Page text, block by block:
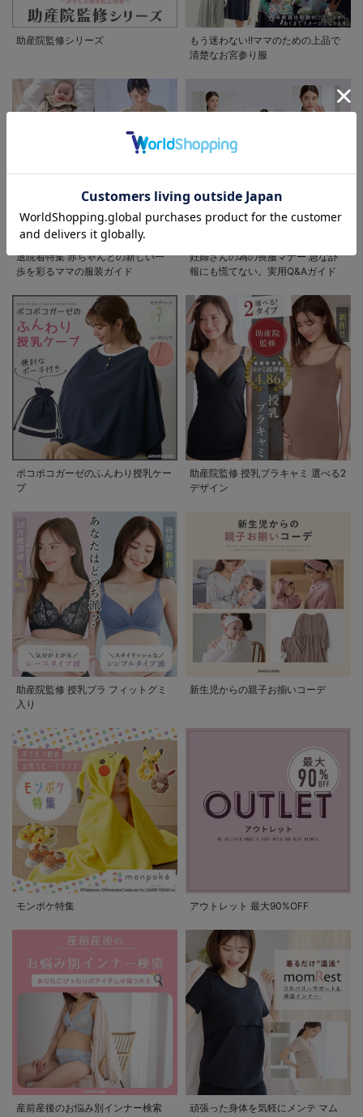
お気に入り商品を確認する
助産院監修シリーズ
もう迷わない!!ママのための上品で
清楚なお宮参り服
退院着特集 赤ちゃんとの新しい一
歩を彩るママの服装ガイド
妊婦さんの為の喪服マナー 急な訃
報にも慌てない。実用Q&Aガイド
ポコポコガーゼのふんわり授乳ケー
プ
助産院監修 授乳ブラキャミ 選べる2
デザイン
助産院監修 授乳ブラ フィットグミ
入り
新生児からの親子お揃いコーデ
モンポケ特集 アウトレット 最大90%OFF
産前産後のお悩み別インナー検索
頑張った身体を気軽にメンテ マム